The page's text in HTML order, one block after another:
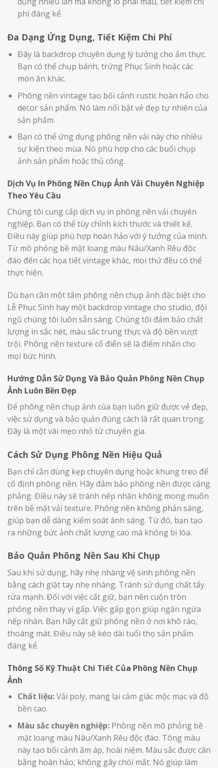
phí đáng kể.
Đa Dạng Ứng Dụng, Tiết Kiệm Chi Phí
Đây là backdrop chuyên dụng lý tưởng cho ẩm thực.
Bạn có thể chụp bánh, trứng Phục Sinh hoặc các
món ăn khác.
Phông nền vintage tạo bối cảnh rustic hoàn hảo cho
decor sản phẩm. Nó làm nổi bật vẻ đẹp tự nhiên của
sản phẩm.
Bạn có thể ứng dụng phông nền vải này cho nhiều
sự kiện theo mùa. Nó phù hợp cho các buổi chụp
ảnh sản phẩm hoặc thủ công.
Dịch Vụ In Phông Nền Chụp Ảnh Vải Chuyên Nghiệp
Theo Yêu Cầu
Chúng tôi cung cấp dịch vụ in phông nền vải chuyên
nghiệp. Bạn có thể tùy chỉnh kích thước và thiết kế.
Điều này giúp phù hợp hoàn hảo với ý tưởng của mình.
Từ mô phỏng bề mặt loang màu Nâu/Xanh Rêu độc
đáo đến các họa tiết vintage khác, mọi thứ đều có thể
thực hiện.
Dù bạn cần một tấm phông nền chụp ảnh đặc biệt cho
Lễ Phục Sinh hay một backdrop vintage cho studio, đội
ngũ chúng tôi luôn sẵn sàng. Chúng tôi đảm bảo chất
lượng in sắc nét, màu sắc trung thực và độ bền vượt
trội. Phông nền texture cổ điển sẽ là điểm nhấn cho
mọi bức hình.
Hướng Dẫn Sử Dụng Và Bảo Quản Phông Nền Chụp
Ảnh Luôn Bền Đẹp
Để phông nền chụp ảnh của bạn luôn giữ được vẻ đẹp,
việc sử dụng và bảo quản đúng cách là rất quan trọng.
Đây là một vài mẹo nhỏ từ chuyên gia.
Cách Sử Dụng Phông Nền Hiệu Quả
Bạn chỉ cần dùng kẹp chuyên dụng hoặc khung treo để
cố định phông nền. Hãy đảm bảo phông nền được căng
phẳng. Điều này sẽ tránh nếp nhăn không mong muốn
trên bề mặt vải texture. Phông nền không phản sáng,
giúp bạn dễ dàng kiểm soát ánh sáng. Từ đó, bạn tạo
ra những bức ảnh chất lượng cao mà không bị lóa.
Bảo Quản Phông Nền Sau Khi Chụp
Sau khi sử dụng, hãy nhẹ nhàng vệ sinh phông nền
bằng cách giặt tay nhẹ nhàng. Tránh sử dụng chất tẩy
rửa mạnh. Đối với việc cất giữ, bạn nên cuộn tròn
phông nền thay vì gấp. Việc gấp gọn giúp ngăn ngừa
nếp nhăn. Bạn hãy cất giữ phông nền ở nơi khô ráo,
thoáng mát. Điều này sẽ kéo dài tuổi thọ sản phẩm
đáng kể.
Thông Số Kỹ Thuật Chi Tiết Của Phông Nền Chụp
Ảnh
Chất liệu:Vải poly, mang lại cảm giác mộc mạc và độ
bền cao.
Màu sắc chuyên nghiệp:Phông nền mô phỏng bề
mặt loang màu Nâu/Xanh Rêu độc đáo. Tông màu
này tạo bối cảnh ấm áp, hoài niệm. Màu sắc được cân
bằng hoàn hảo, không gây chói mắt. Nó giúp làm